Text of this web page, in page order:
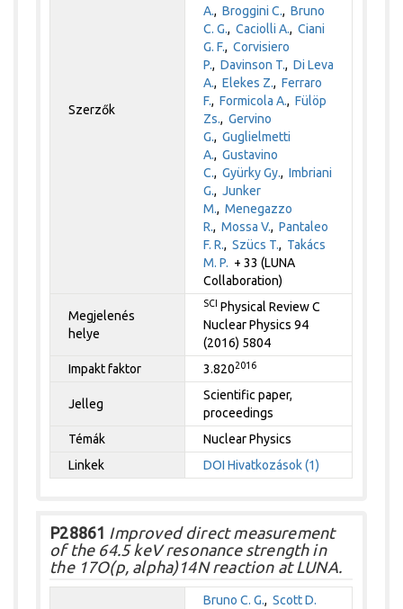
Szerzők
A.,Broggini C.,Bruno
C. G.,Caciolli A.,Ciani
G. F.,Corvisiero
P.,Davinson T.,Di Leva
A.,Elekes Z.,Ferraro
F.,Formicola A.,Fülöp
Zs.,Gervino
G.,Guglielmetti
A.,Gustavino
C.,Gyürky Gy.,Imbriani
G.,Junker
M.,Menegazzo
R.,Mossa V.,Pantaleo
F. R.,Szücs T., Takács
M. P. + 33 (LUNA
Collaboration)
Megjelenés
helye
SCI Physical Review C
Nuclear Physics 94
(2016) 5804
Impakt faktor
3.8202016
Jelleg
Scientific paper,
proceedings
Témák
Nuclear Physics
Linkek
DOI Hivatkozások (1)
P28861 Improved direct measurement
of the 64.5 keV resonance strength in
the 17O(p, alpha)14N reaction at LUNA.
Bruno C. G.,Scott D.